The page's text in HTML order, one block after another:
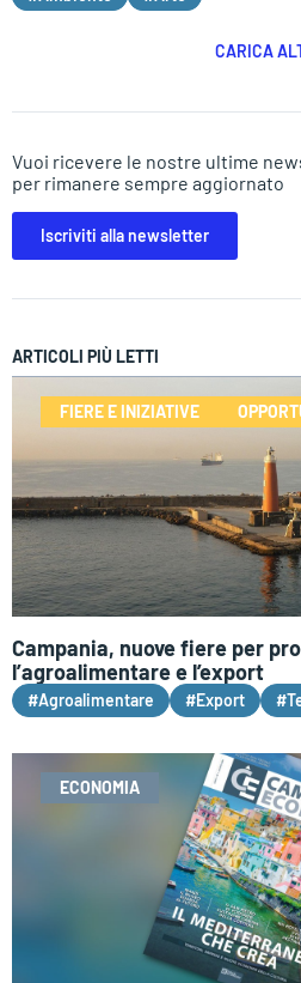
CARICA
Vuoi ricevere le nostre ultime
per rimanere sempre aggiornato
Iscriviti alla newsletter
ARTICOLI PIÙ LETTI
FIERE E INIZIATIVE
Campania, nuove fiere per
l’agroalimentare e l’export
#Agroalimentare #Export
ECONOMIA